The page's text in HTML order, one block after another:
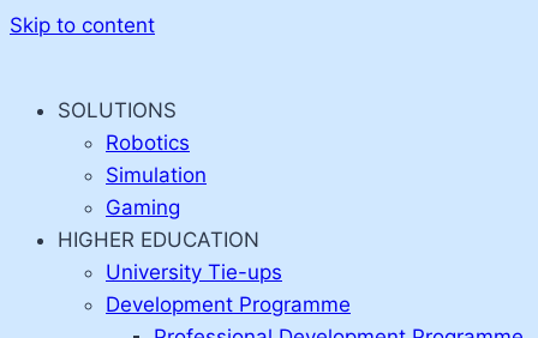
Skip to content
SOLUTIONS
Robotics
Simulation
Gaming
HIGHER EDUCATION
University Tie-ups
Development Programme